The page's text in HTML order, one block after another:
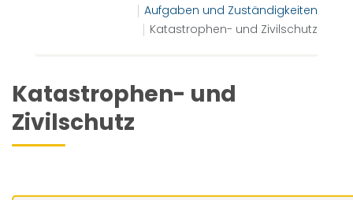
Aufgaben und Zuständigkeiten
Katastrophen- und Zivilschutz
Katastrophen- und
Zivilschutz